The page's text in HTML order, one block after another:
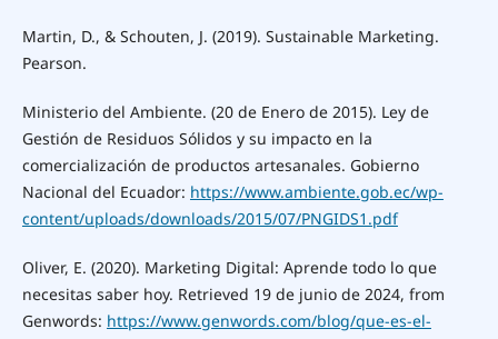
Martin, D., & Schouten, J. (2019). Sustainable Marketing.
Pearson.
Ministerio del Ambiente. (20 de Enero de 2015). Ley de
Gestión de Residuos Sólidos y su impacto en la
comercialización de productos artesanales. Gobierno
Nacional del Ecuador: https://www.ambiente.gob.ec/wp-
content/uploads/downloads/2015/07/PNGIDS1.pdf
Oliver, E. (2020). Marketing Digital: Aprende todo lo que
necesitas saber hoy. Retrieved 19 de junio de 2024, from
Genwords: https://www.genwords.com/blog/que-es-el-